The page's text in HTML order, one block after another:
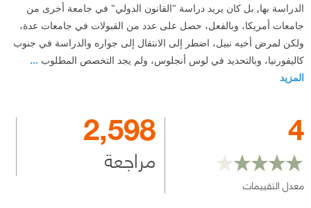
الدراسة بها, بل كان يريد دراسة "القانون الدولي" في جامعة أخرى من
جامعات أمريكا، وبالفعل، حصل على عدد من القبولات في جامعات عدة،
ولكن لمرض أخيه نبيل، اضطر إلى الانتقال إلى جواره والدراسة في جنوب
كاليفورنيا، وبالتحديد في لوس أنجلوس، ولم يجد التخصص المطلوب ...
المزيد
4
معدل التقييمات
2,598
مراجعة